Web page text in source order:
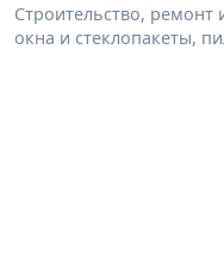
Строительство,
окна и стеклопакеты,